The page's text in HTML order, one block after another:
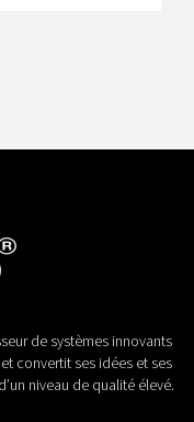
de systèmes innovants
convertit ses idées et ses
niveau de qualité élevé.